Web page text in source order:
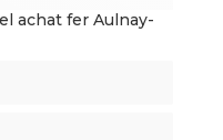
achat fer Aulnay-